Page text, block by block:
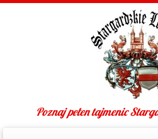
Poznaj pełen tajmenic